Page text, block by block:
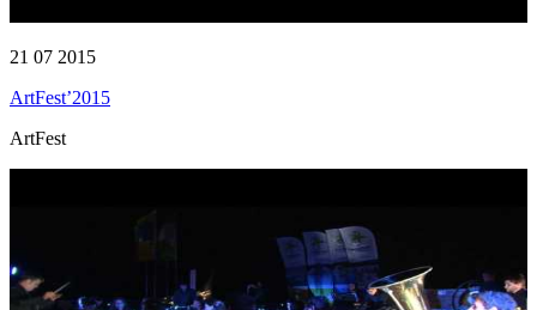
21 07 2015
ArtFest’2015
ArtFest